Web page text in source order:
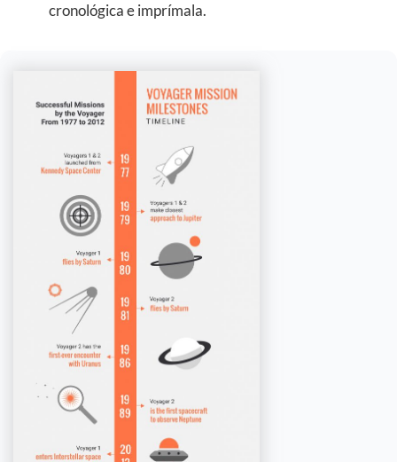
cronológica e imprímala.